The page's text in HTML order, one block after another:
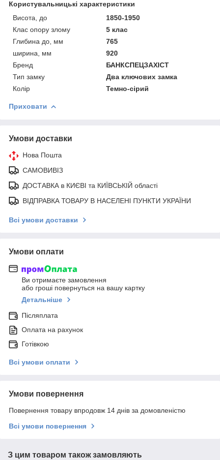
Користувальницькі характеристики
Висота, до
1850-1950
Клас опору злому
5 клас
Глибина до, мм
765
ширина, мм
920
Бренд
БАНКСПЕЦЗАХІСТ
Тип замку
Два ключових замка
Колір
Темно-сірий
Приховати
Умови доставки
Нова Пошта
САМОВИВІЗ
ДОСТАВКА в КИЄВІ та КИЇВСЬКІЙ області
ВІДПРАВКА ТОВАРУ В НАСЕЛЕНІ ПУНКТИ УКРАЇНИ
Всі умови доставки
Умови оплати
Ви отримаєте замовлення
або гроші повернуться на вашу картку
Детальніше
Післяплата
Оплата на рахунок
Готівкою
Всі умови оплати
Умови повернення
Повернення товару впродовж 14 днів за домовленістю
Всі умови повернення
З цим товаром також замовляють